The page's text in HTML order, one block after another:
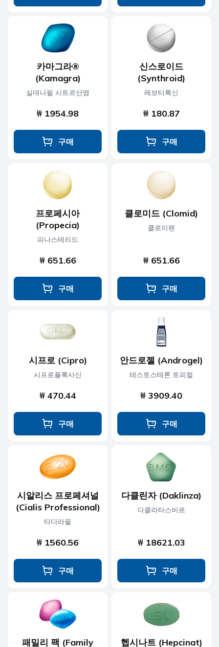
카마그라®
(Kamagra)
실데나필 시트르산염
₩ 1954.98
구매
신스로이드
(Synthroid)
레보티록신
₩ 180.87
구매
프로페시아
(Propecia)
피나스테리드
₩ 651.66
구매
클로미드 (Clomid)
클로미펜
₩ 651.66
구매
시프로 (Cipro)
시프로플록사신
₩ 470.44
구매
안드로젤 (Androgel)
테스토스테론 토피컬
₩ 3909.40
구매
시알리스 프로페셔널
(Cialis Professional)
타다라필
₩ 1560.56
구매
다클린자 (Daklinza)
다클라타스비르
₩ 18621.03
구매
패밀리 팩 (Family 헵시나트 (Hepcinat)